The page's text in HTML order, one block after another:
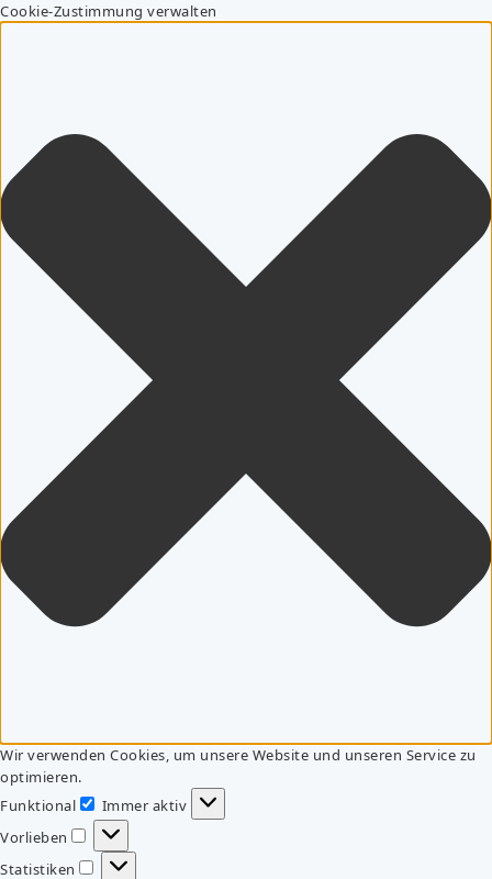
Cookie-Zustimmung verwalten
Wir verwenden Cookies, um unsere Website und unseren Service zu
optimieren.
Funktional
Funktional
Immer aktiv
Vorlieben
Vorlieben
Statistiken